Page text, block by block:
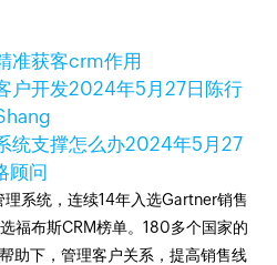
准获客crm作用
户开发2024年5月27日 陈行
统支撑怎么办2024年5月27
顾问
理系统，连续14年入选Gartner销售
福布斯CRM榜单。180多个国家的
助下，管理客户关系，提高销售线